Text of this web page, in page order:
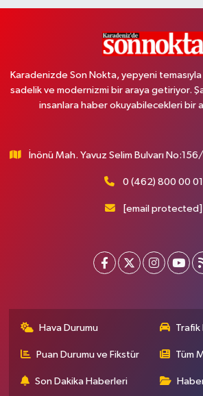
Karadenizde Son Nokta, yepyeni
sadelik ve modernizmi bir araya getiriyor.
insanlara haber okuyabilecekleri bir
İnönü Mah. Yavuz Selim Bulvarı
0 (462) 800 00 01
[email protected]
Hava Durumu Trafik
Puan Durumu ve Fikstür Tüm
Son Dakika Haberleri